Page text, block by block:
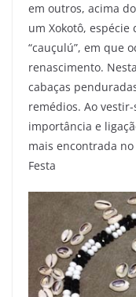
em outros, acima
um Xokotô,
“cauçulú”, em que
renascimento.
cabaças
remédios. Ao
importância e
mais encontrada
Festa